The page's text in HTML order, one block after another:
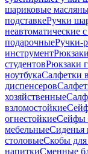
шариковые
подставкеРучки
неавтоматические
подарочныеРучки-
инструмент
студентовРюкзаки
ноутбукаСалфетки
диспенсеров
хозяйственные
взломостойкие
огнестойкиеСейфы
мебельныеСиденья
столовыеСкобы для
напиткиСменные